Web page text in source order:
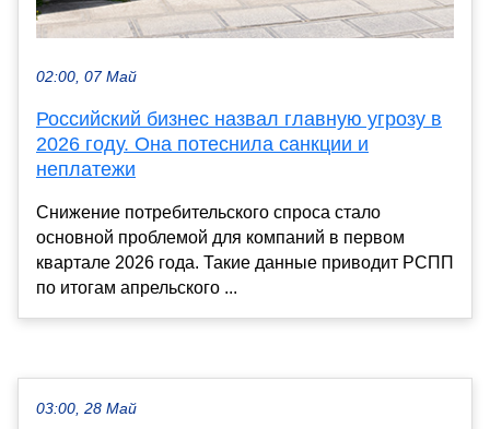
02:00, 07 Май
Российский бизнес назвал главную угрозу в
2026 году. Она потеснила санкции и
неплатежи
Снижение потребительского спроса стало
основной проблемой для компаний в первом
квартале 2026 года. Такие данные приводит РСПП
по итогам апрельского ...
03:00, 28 Май